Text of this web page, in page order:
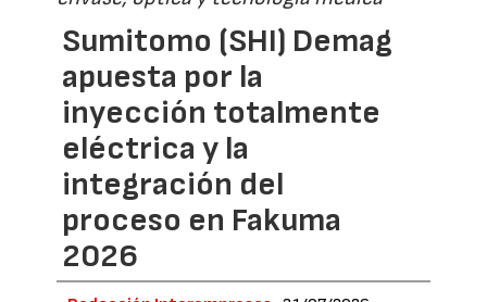
Sumitomo (SHI) Demag
apuesta por la
inyección totalmente
eléctrica y la
integración del
proceso en Fakuma
2026